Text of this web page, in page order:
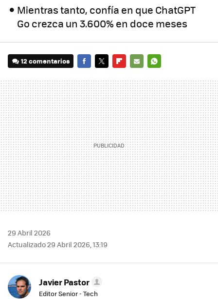
Mientras tanto, confía en que ChatGPT
Go crezca un 3.600% en doce meses
12 comentarios
MAIL
29 Abril 2026
Actualizado 29 Abril 2026, 13:19
Javier Pastor
Editor Senior - Tech